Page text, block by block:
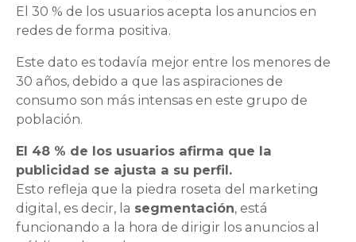
El 30 % de los usuarios acepta los anuncios en
redes de forma positiva.
Este dato es todavía mejor entre los menores de
30 años, debido a que las aspiraciones de
consumo son más intensas en este grupo de
población.
El 48 % de los usuarios afirma que la
publicidad se ajusta a su perfil.
Esto refleja que la piedra roseta del marketing
digital, es decir, la segmentación, está
funcionando a la hora de dirigir los anuncios al